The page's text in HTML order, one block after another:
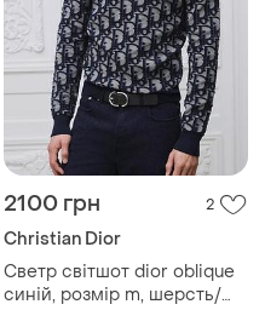
2100 грн 2
Christian Dior
Светр світшот dior oblique
синій, розмір m, шерсть/